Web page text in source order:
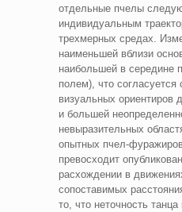
отдельные пчелы
индивидуальным
трехмерных средах.
наименьшей вблизи
наибольшей в середине
полем), что согласуется
визуальных ориентиров
и большей
невыразительных
опытных пчел-
превосходит
расхождении в
сопоставимых
то, что неточность